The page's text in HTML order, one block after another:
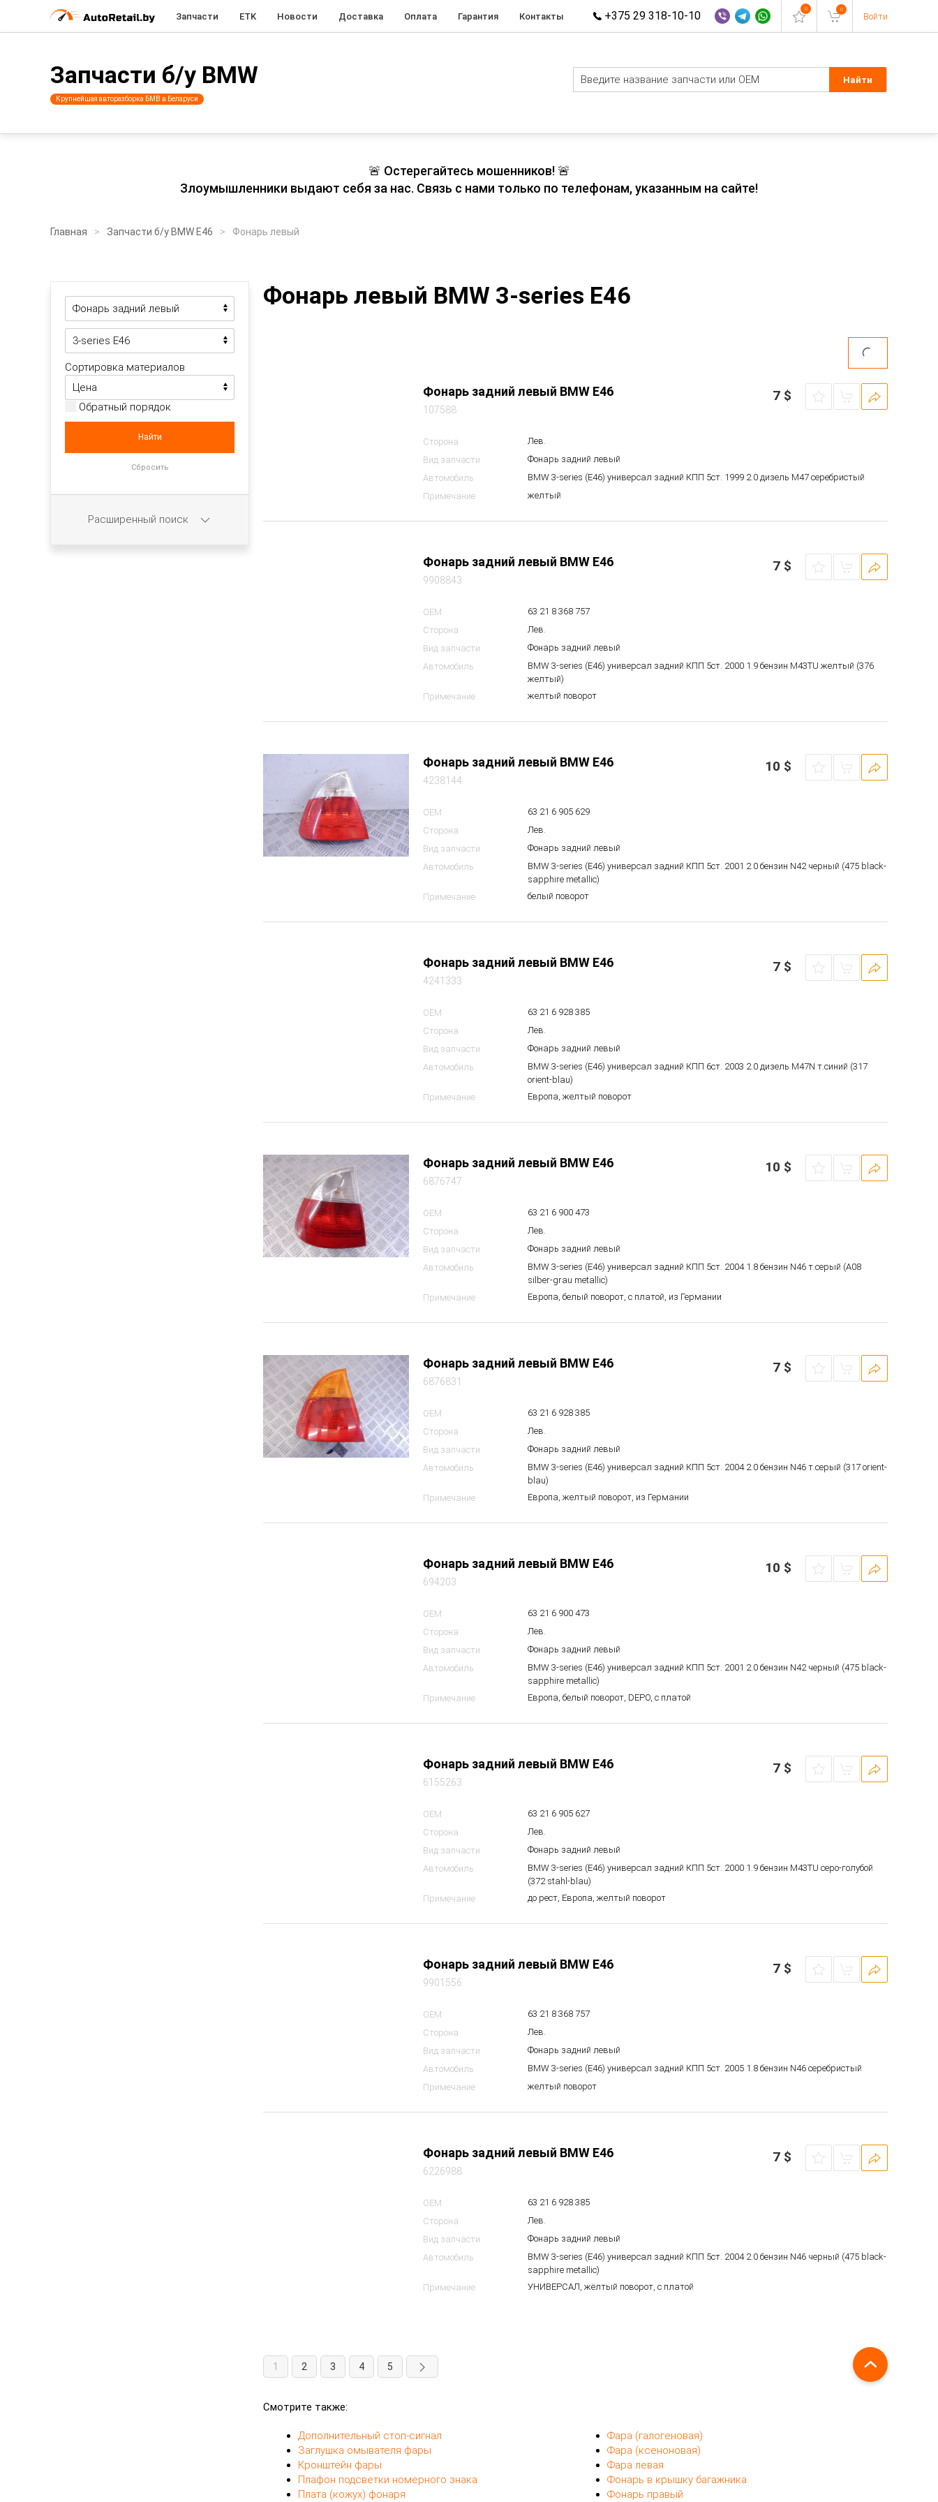
Запчасти ETK Новости Доставка Оплата Гарантия Контакты +375 29 318-10-10 0 0
Войти
Запчасти б/у BMW
Крупнейшая авторазборка БМВ в Беларуси
🚨 Остерегайтесь мошенников! 🚨
Злоумышленники выдают себя за нас. Связь с нами только по телефонам, указанным на сайте!
Главная Запчасти б/у BMW E46 Фонарь левый
Фонарь левый BMW 3-series E46
Фонарь задний левый BMW E46
107588
7 $
Сторона
Лев.
Вид запчасти
Фонарь задний левый
Автомобиль
BMW 3-series (E46) универсал задний КПП 5ст. 1999 2.0 дизель M47 серебристый
Примечание
желтый
Фонарь задний левый BMW E46
9908843
7 $
OEM
63 21 8 368 757
Сторона
Лев.
Вид запчасти
Фонарь задний левый
Автомобиль
BMW 3-series (E46) универсал задний КПП 5ст. 2000 1.9 бензин M43TU желтый (376
желтый)
Примечание
желтый поворот
Фонарь задний левый BMW E46
4238144
10 $
OEM
63 21 6 905 629
Сторона
Лев.
Вид запчасти
Фонарь задний левый
Автомобиль
BMW 3-series (E46) универсал задний КПП 5ст. 2001 2.0 бензин N42 черный (475 black-
sapphire metallic)
Примечание
белый поворот
Фонарь задний левый BMW E46
4241333
7 $
OEM
63 21 6 928 385
Сторона
Лев.
Вид запчасти
Фонарь задний левый
Автомобиль
BMW 3-series (E46) универсал задний КПП 6ст. 2003 2.0 дизель M47N т.синий (317
orient-blau)
Примечание
Европа, желтый поворот
Фонарь задний левый BMW E46
6876747
10 $
OEM
63 21 6 900 473
Сторона
Лев.
Вид запчасти
Фонарь задний левый
Автомобиль
BMW 3-series (E46) универсал задний КПП 5ст. 2004 1.8 бензин N46 т.серый (A08
silber-grau metallic)
Примечание
Европа, белый поворот, с платой, из Германии
Фонарь задний левый BMW E46
6876831
7 $
OEM
63 21 6 928 385
Сторона
Лев.
Вид запчасти
Фонарь задний левый
Автомобиль
BMW 3-series (E46) универсал задний КПП 5ст. 2004 2.0 бензин N46 т.серый (317 orient-
blau)
Примечание
Европа, желтый поворот, из Германии
Фонарь задний левый BMW E46
694203
10 $
OEM
63 21 6 900 473
Сторона
Лев.
Вид запчасти
Фонарь задний левый
Автомобиль
BMW 3-series (E46) универсал задний КПП 5ст. 2001 2.0 бензин N42 черный (475 black-
sapphire metallic)
Примечание
Европа, белый поворот, DEPO, с платой
Фонарь задний левый BMW E46
6155263
7 $
OEM
63 21 6 905 627
Сторона
Лев.
Вид запчасти
Фонарь задний левый
Автомобиль
BMW 3-series (E46) универсал задний КПП 5ст. 2000 1.9 бензин M43TU серо-голубой
(372 stahl-blau)
Примечание
до рест, Европа, желтый поворот
Фонарь задний левый BMW E46
9901556
7 $
OEM
63 21 8 368 757
Сторона
Лев.
Вид запчасти
Фонарь задний левый
Автомобиль
BMW 3-series (E46) универсал задний КПП 5ст. 2005 1.8 бензин N46 серебристый
Примечание
желтый поворот
Фонарь задний левый BMW E46
6226988
7 $
OEM
63 21 6 928 385
Сторона
Лев.
Вид запчасти
Фонарь задний левый
Автомобиль
BMW 3-series (E46) универсал задний КПП 5ст. 2004 2.0 бензин N46 черный (475 black-
sapphire metallic)
Примечание
УНИВЕРСАЛ, жёлтый поворот, с платой
1 2 3 4 5
Смотрите также:
Дополнительный стоп-сигнал
Заглушка омывателя фары
Кронштейн фары
Плафон подсветки номерного знака
Плата (кожух) фонаря
Фара (галогеновая)
Фара (ксеноновая)
Фара левая
Фонарь в крышку багажника
Фонарь правый
Сортировка материалов
Обратный порядок
Расширенный поиск